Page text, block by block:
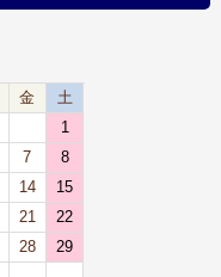
金
土
1
7
8
14
15
21
22
28
29